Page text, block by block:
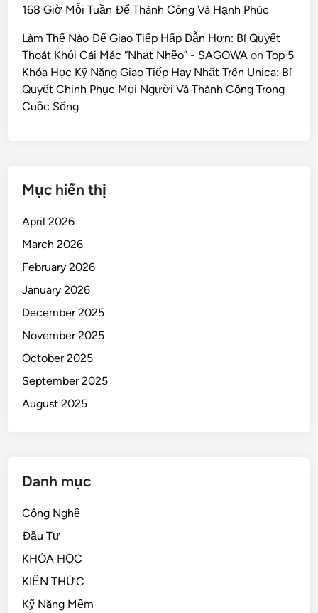
168 Giờ Mỗi Tuần Để Thành Công Và Hạnh Phúc
Làm Thế Nào Để Giao Tiếp Hấp Dẫn Hơn: Bí Quyết
Thoát Khỏi Cái Mác “Nhạt Nhẽo” - SAGOWA onTop 5
Khóa Học Kỹ Năng Giao Tiếp Hay Nhất Trên Unica: Bí
Quyết Chinh Phục Mọi Người Và Thành Công Trong
Cuộc Sống
Mục hiển thị
April 2026
March 2026
February 2026
January 2026
December 2025
November 2025
October 2025
September 2025
August 2025
Danh mục
Công Nghệ
Đầu Tư
KHÓA HỌC
KIẾN THỨC
Kỹ Năng Mềm